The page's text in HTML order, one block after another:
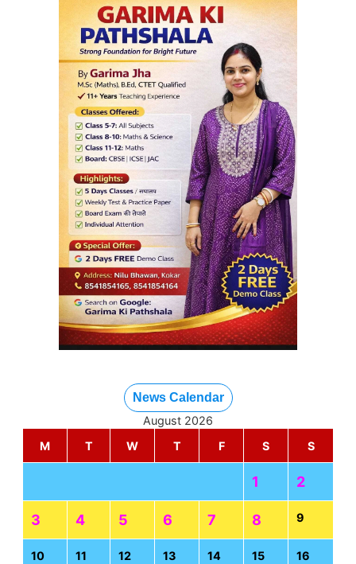
News Calendar
August 2026
M
T W T F S S
1 2
3 4 5 6 7 8 9
10 11 12 13 14 15 16